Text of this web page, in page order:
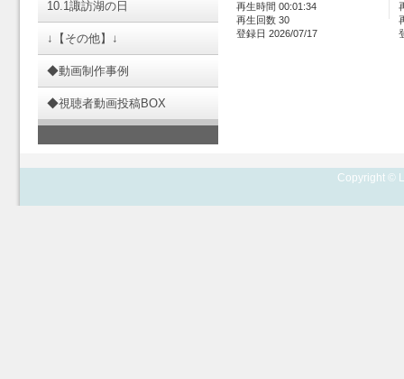
10.1諏訪湖の日
↓【その他】↓
◆動画制作事例
◆視聴者動画投稿BOX
再生時間 00:01:34
再生回数 30
登録日 2026/07/17
Copyright ©